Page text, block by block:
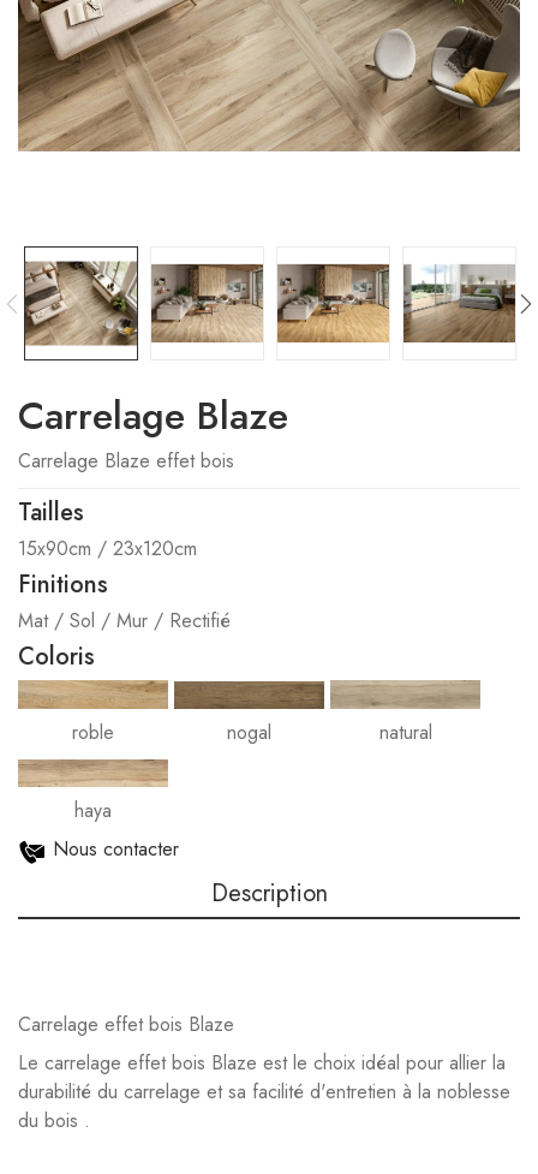
Carrelage Blaze
Carrelage Blaze effet bois
Tailles
15x90cm / 23x120cm
Finitions
Mat / Sol / Mur / Rectifié
Coloris
roble nogal natural
haya
Nous contacter
Description
Carrelage effet bois Blaze
Le carrelage effet bois Blaze est le choix idéal pour allier la
durabilité du carrelage et sa facilité d'entretien à la noblesse
du bois .